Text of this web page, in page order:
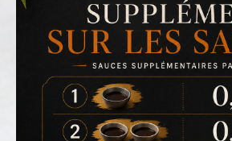
ACCUEIL
LA CARTE
VOTRE COMPTE